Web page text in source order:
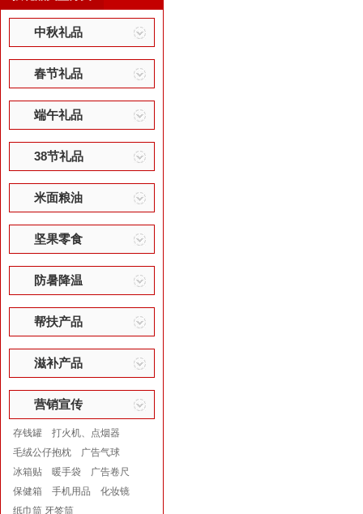
中秋礼品
春节礼品
端午礼品
38节礼品
米面粮油
坚果零食
防暑降温
帮扶产品
滋补产品
营销宣传
存钱罐
打火机、点烟器
毛绒公仔抱枕
广告气球
冰箱贴
暖手袋
广告卷尺
保健箱
手机用品
化妆镜
纸巾筒 牙签筒